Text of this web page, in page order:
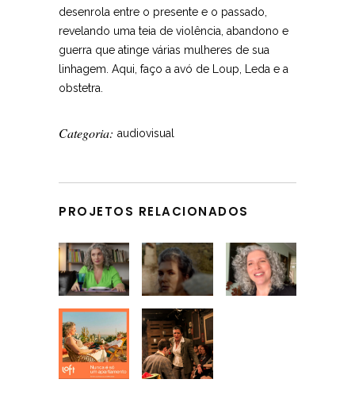
desenrola entre o presente e o passado,
revelando uma teia de violência, abandono e
guerra que atinge várias mulheres de sua
linhagem. Aqui, faço a avó de Loup, Leda e a
obstetra.
Categoria: audiovisual
PROJETOS RELACIONADOS